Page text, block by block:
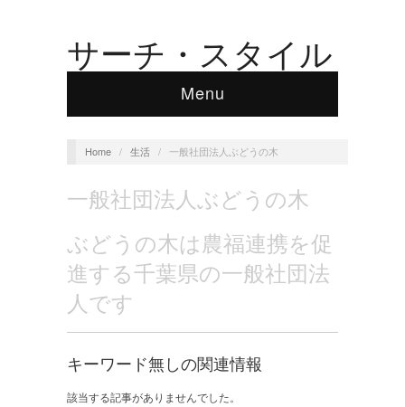
サーチ・スタイル
Menu
Home / 生活 / 一般社団法人ぶどうの木
一般社団法人ぶどうの木
ぶどうの木は農福連携を促
進する千葉県の一般社団法
人です
キーワード無しの関連情報
該当する記事がありませんでした。